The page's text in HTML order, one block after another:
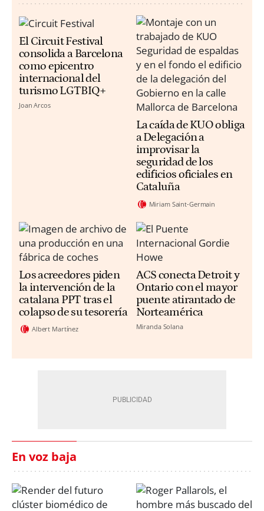
El Circuit Festival
consolida a Barcelona
como epicentro
internacional del
turismo LGTBIQ+
Joan Arcos
La caída de KUO obliga
a Delegación a
improvisar la
seguridad de los
edificios oficiales en
Cataluña
Miriam Saint-Germain
Los acreedores piden
la intervención de la
catalana PPT tras el
colapso de su tesorería
Albert Martínez
ACS conecta Detroit y
Ontario con el mayor
puente atirantado de
Norteamérica
Miranda Solana
En voz baja